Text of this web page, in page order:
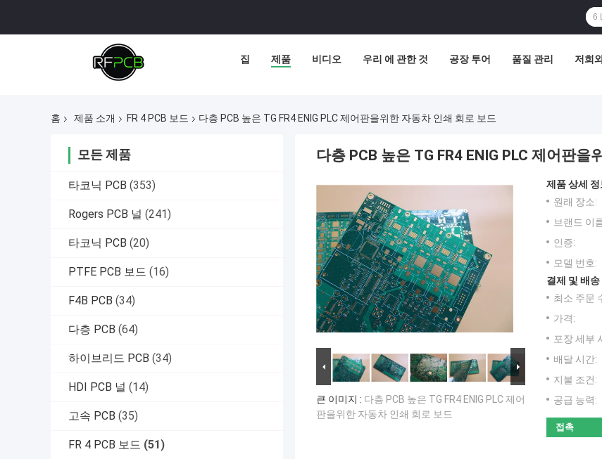
집 제품 비디오 우리 에 관한 것 공장 투어 품질 관리 저희
홈 제품 소개 FR 4 PCB 보드 다층 PCB 높은 TG FR4 ENIG PLC 제어판을위한 자동차 인쇄 회로 보드
모든 제품
타코닉 PCB (353)
Rogers PCB 널 (241)
타코닉 PCB (20)
PTFE PCB 보드 (16)
F4B PCB (34)
다층 PCB (64)
하이브리드 PCB (34)
HDI PCB 널 (14)
고속 PCB (35)
FR 4 PCB 보드 (51)
다층 PCB 높은 TG FR4 ENIG PLC 제어판
큰 이미지 : 다층 PCB 높은 TG FR4 ENIG PLC 제어
판을위한 자동차 인쇄 회로 보드
제품 상세 정
원래 장소:
브랜드 이
인증:
모델 번호:
결제 및 배송
최소 주문
가격:
포장 세부
배달 시간:
지불 조건:
공급 능력:
접촉